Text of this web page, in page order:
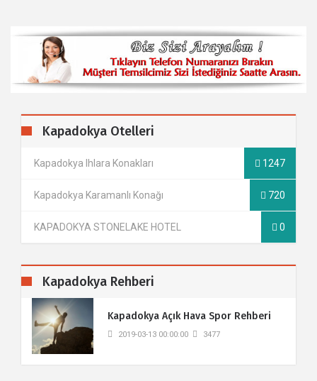
Kapadokya Otelleri
Kapadokya Ihlara Konakları 1247
Kapadokya Karamanlı Konağı 720
KAPADOKYA STONELAKE HOTEL 0
Kapadokya Rehberi
​Kapadokya Açık Hava Spor Rehberi
2019-03-13 00:00:00 3477